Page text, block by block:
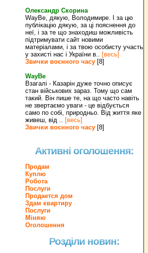
Олександр Скорина
WayBe, дякую, Володимире. І за цю
публікацію дякую, за ці пояснення до
неї, і за те що знаходиш можливість
підтримувати сайт новими
матеріалами, і за твою особисту участь
у захисті нас і України в.. [весь]
Звички воєнного часу [8]
WayBe
Взагалі - Казарін дуже точно описує
стан військових зараз. Тому що сам
такий. Він пише те, на що часто навіть
не звертаємо уваги - це відбується
само по собі, природньо. Від життя яке
живеш, від .. [весь]
Звички воєнного часу [8]
Активні оголошення:
Продам
Куплю
Робота
Послуги
Продается дом
Здам квартиру
Послуги
Міняю
Оголошення
Розділи новин: